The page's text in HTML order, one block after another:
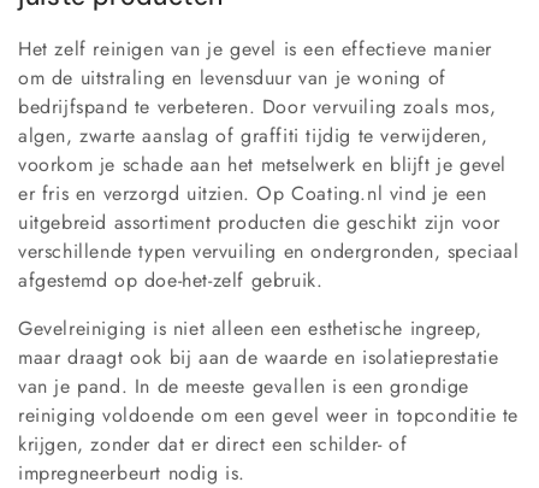
e
c
t
i
e
:
Het zelf reinigen van je gevel is een effectieve manier
om de uitstraling en levensduur van je woning of
bedrijfspand te verbeteren. Door vervuiling zoals mos,
algen, zwarte aanslag of graffiti tijdig te verwijderen,
voorkom je schade aan het metselwerk en blijft je gevel
er fris en verzorgd uitzien. Op Coating.nl vind je een
uitgebreid assortiment producten die geschikt zijn voor
verschillende typen vervuiling en ondergronden, speciaal
afgestemd op doe-het-zelf gebruik.
Gevelreiniging is niet alleen een esthetische ingreep,
maar draagt ook bij aan de waarde en isolatieprestatie
van je pand. In de meeste gevallen is een grondige
reiniging voldoende om een gevel weer in topconditie te
krijgen, zonder dat er direct een schilder- of
impregneerbeurt nodig is.